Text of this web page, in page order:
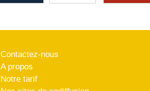
Contactez-nous
A propos
Notre tarif